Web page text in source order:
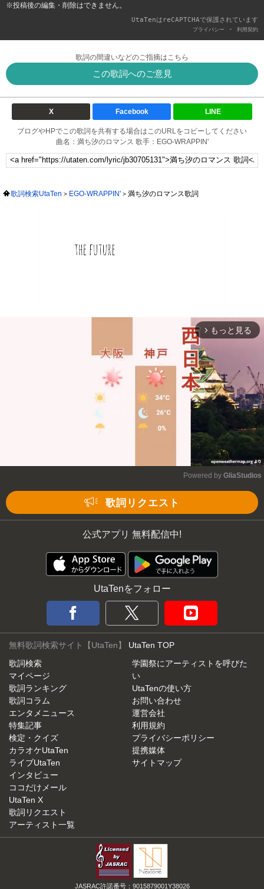
※投稿後の編集・削除はできません。
UtaTenはreCAPTCHAで保護されています
プライバシー - 利用契約
歌詞の間違いなどのご指摘はこちら
この歌詞へのご意見
X Facebook LINE
ブログやHPでこの歌詞を共有する場合はこのURLをコピーしてください
曲名：満ち汐のロマンス 歌手：EGO-WRAPPIN'
歌詞検索UtaTen EGO-WRAPPIN' 満ち汐のロマンス歌詞
arrow_forward_ios もっと見る
Powered by GliaStudios
歌詞リクエスト
公式アプリ 無料配信中!
UtaTenをフォロー
無料歌詞検索サイト【UtaTen】 UtaTen TOP
歌詞検索
マイページ
歌詞ランキング
歌詞コラム
エンタメニュース
特集記事
検定・クイズ
カラオケUtaTen
ライブUtaTen
インタビュー
ココだけメール
UtaTen X
歌詞リクエスト
アーティスト一覧
学園祭にアーティストを呼びた
い
UtaTenの使い方
お問い合わせ
運営会社
利用規約
プライバシーポリシー
提携媒体
サイトマップ
JASRAC許諾番号：9015879001Y38026